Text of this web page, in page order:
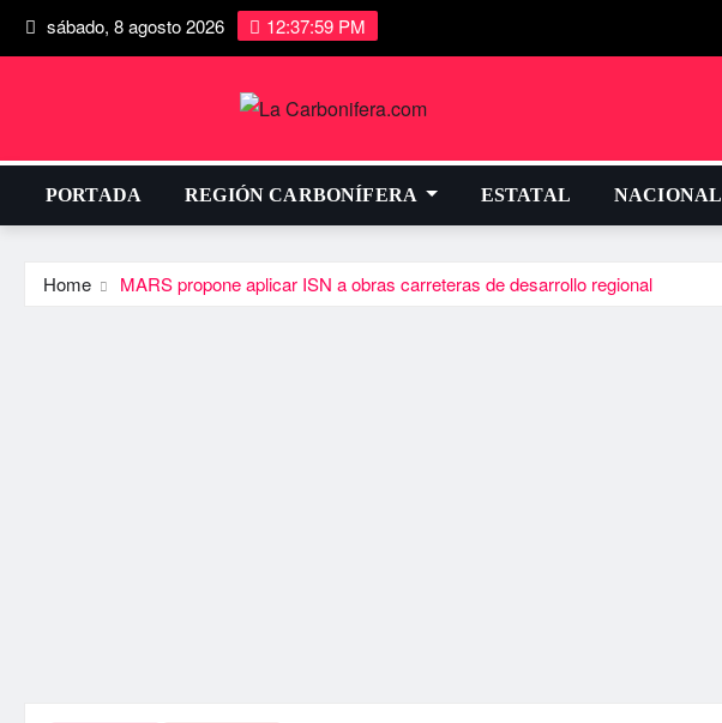
sábado, 8 agosto 2026 12:38:00 PM
PORTADA REGIÓN CARBONÍFERA ESTATAL NACIONAL
Home MARS propone aplicar ISN a obras carreteras de desarrollo regional